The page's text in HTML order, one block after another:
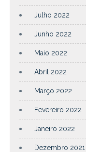
Julho 2022
Junho 2022
Maio 2022
Abril 2022
Março 2022
Fevereiro 2022
Janeiro 2022
Dezembro 2021